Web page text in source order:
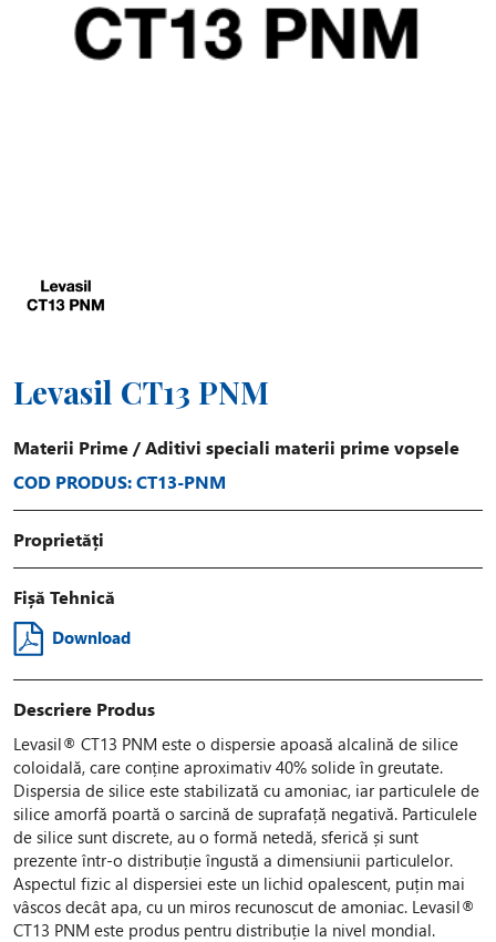
Levasil CT13 PNM
Materii Prime /Aditivi speciali materii prime vopsele
COD PRODUS: CT13-PNM
Proprietăți
Fișă Tehnică
Download
Descriere Produs
Levasil® CT13 PNM este o dispersie apoasă alcalină de silice
coloidală, care conține aproximativ 40% solide în greutate.
Dispersia de silice este stabilizată cu amoniac, iar particulele de
silice amorfă poartă o sarcină de suprafață negativă. Particulele
de silice sunt discrete, au o formă netedă, sferică și sunt
prezente într-o distribuție îngustă a dimensiunii particulelor.
Aspectul fizic al dispersiei este un lichid opalescent, puțin mai
vâscos decât apa, cu un miros recunoscut de amoniac. Levasil®
CT13 PNM este produs pentru distribuție la nivel mondial.